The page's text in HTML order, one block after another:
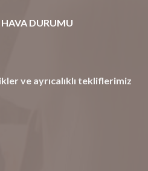
DURUMU
ve ayrıcalıklı tekliflerimiz